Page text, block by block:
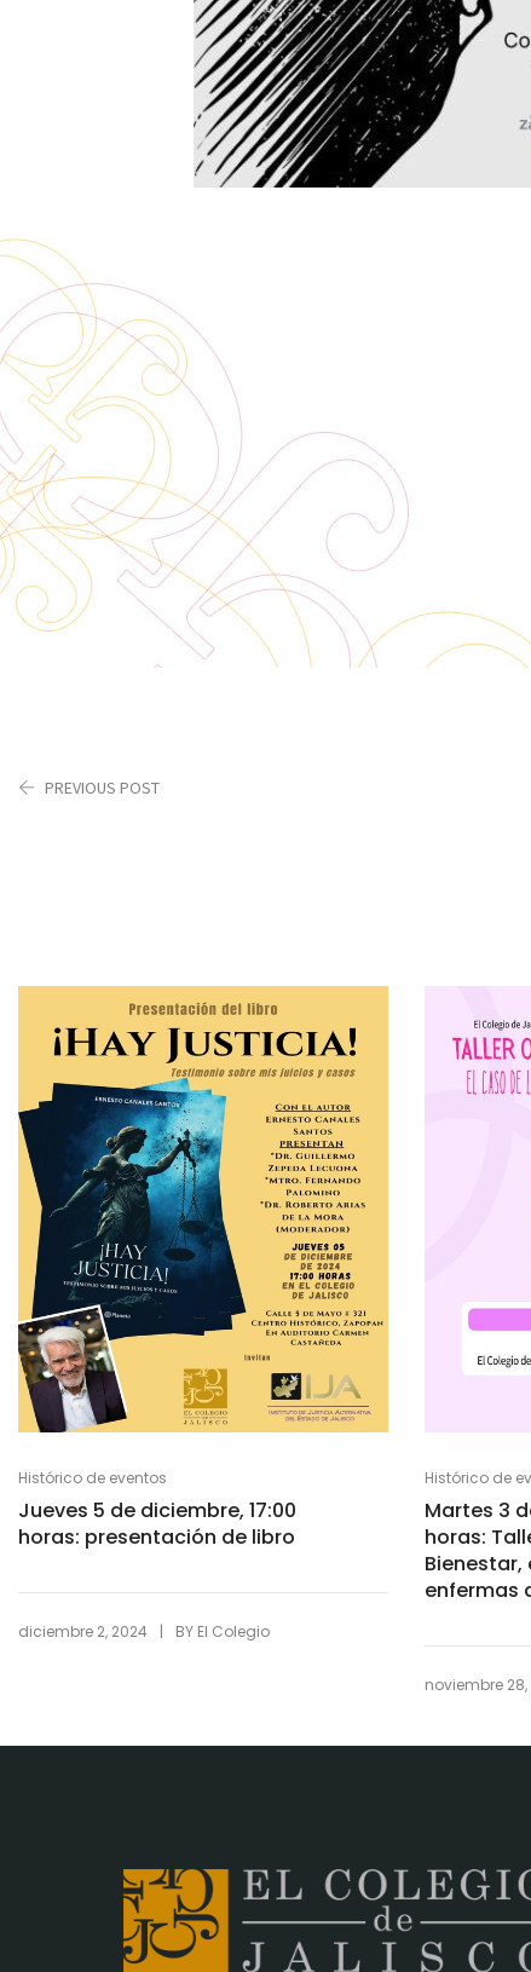
PREVIOUS POST
Histórico de eventos
Jueves 5 de diciembre, 17:00
horas: presentación de libro
diciembre 2, 2024 | BY El Colegio
Histórico de
Martes 3
horas:
Bienestar,
enfermas
noviembre 28,